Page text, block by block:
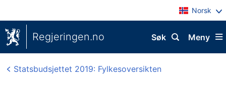
Norsk
Regjeringen.no Meny
Søk
Statsbudsjettet 2019: Fylkesoversikten